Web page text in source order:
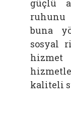
güçlü
ruhunu
buna
sosyal
kaliteli